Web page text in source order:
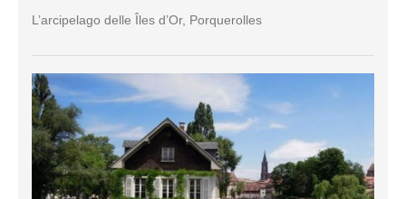
L’arcipelago delle Îles d’Or, Porquerolles